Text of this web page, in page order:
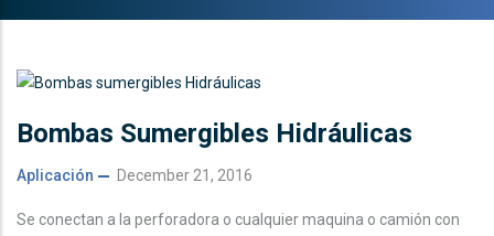
Bombas Sumergibles Hidráulicas
Aplicación December 21, 2016
Se conectan a la perforadora o cualquier maquina o camión con